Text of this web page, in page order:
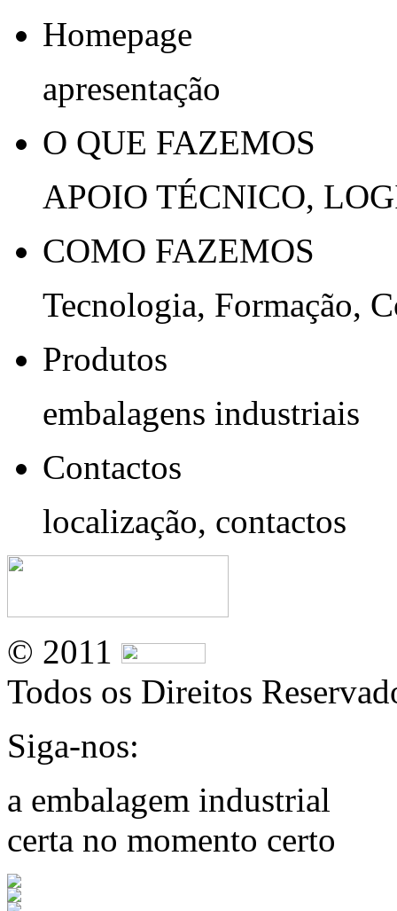
Homepage
apresentação
O QUE FAZEMOS
APOIO TÉCNICO,
COMO FAZEMOS
Tecnologia, Formação,
Produtos
embalagens industriais
Contactos
localização, contactos
© 2011
Todos os Direitos
Siga-nos:
a embalagem industrial
certa no momento certo